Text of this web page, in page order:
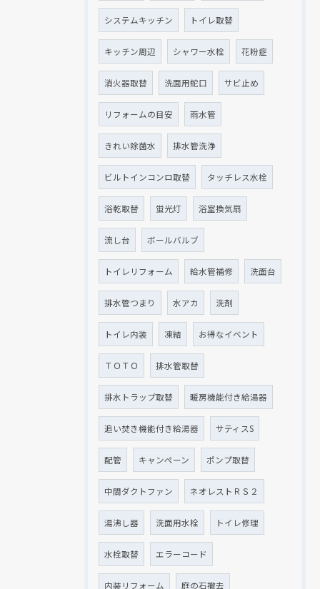
システムキッチン トイレ取替
キッチン周辺 シャワー水栓 花粉症
消火器取替 洗面用蛇口 サビ止め
リフォームの目安 雨水管
きれい除菌水 排水管洗浄
ビルトインコンロ取替 タッチレス水栓
浴乾取替 蛍光灯 浴室換気扇
流し台 ボールバルブ
トイレリフォーム 給水管補修 洗面台
排水管つまり 水アカ 洗剤
トイレ内装 凍結 お得なイベント
ＴＯＴＯ 排水管取替
排水トラップ取替 暖房機能付き給湯器
追い焚き機能付き給湯器 サティスS
配管 キャンペーン ポンプ取替
中間ダクトファン ネオレストＲＳ２
湯沸し器 洗面用水栓 トイレ修理
水栓取替 エラーコード
内装リフォーム 庭の石撤去